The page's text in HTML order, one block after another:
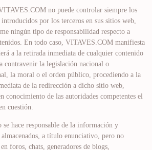
no puede controlar siempre los
por los terceros en sus sitios web,
ningún tipo de responsabilidad respecto a
En todo caso, VITAVES.COM manifiesta
a la retirada inmediata de cualquier contenido
contravenir la legislación nacional o
la moral o el orden público, procediendo a la
de la redirección a dicho sitio web,
conocimiento de las autoridades competentes el
cuestión.
se hace responsable de la información y
almacenados, a título enunciativo, pero no
foros, chats, generadores de blogs,